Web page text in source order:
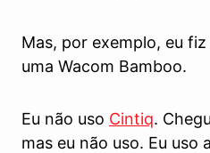
Mas, por exemplo, eu
uma Wacom Bamboo.
Eu não uso Cintiq.
mas eu não uso. Eu uso a